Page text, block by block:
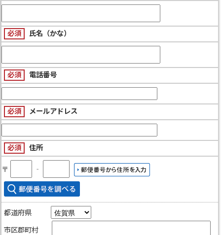
必須 氏名（かな）
必須 電話番号
必須 メールアドレス
必須 住所
〒 ‐
都道府県
市区郡町村